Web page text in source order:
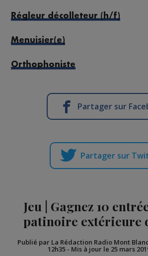
Régleur décolleteur (h/f)
Menuisier(e)
Orthophoniste
Partager sur
Partager sur
Jeu | Gagnez 10
patinoire extérieure
Publié par La Rédaction Radio Mont Blanc
12h35- Mis à jour le 25 mars